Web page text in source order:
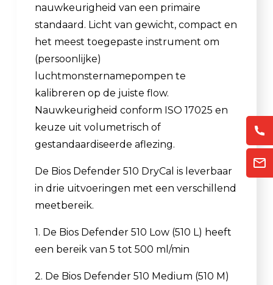
nauwkeurigheid van een primaire
standaard. Licht van gewicht, compact en
het meest toegepaste instrument om
(persoonlijke)
luchtmonsternamepompen te
kalibreren op de juiste flow.
Nauwkeurigheid conform ISO 17025 en
keuze uit volumetrisch of
gestandaardiseerde aflezing.
De Bios Defender 510 DryCal is leverbaar
in drie uitvoeringen met een verschillend
meetbereik.
1. De Bios Defender 510 Low (510 L) heeft
een bereik van 5 tot 500 ml/min
2. De Bios Defender 510 Medium (510 M)